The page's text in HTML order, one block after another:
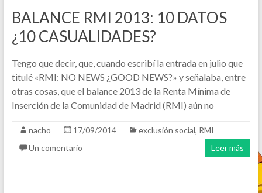
BALANCE RMI 2013: 10 DATOS
¿10 CASUALIDADES?
Tengo que decir, que, cuando escribí la entrada en julio que
titulé «RMI: NO NEWS ¿GOOD NEWS?» y señalaba, entre
otras cosas, que el balance 2013 de la Renta Mínima de
Inserción de la Comunidad de Madrid (RMI) aún no
nacho 17/09/2014 exclusión social, RMI
Un comentario
Leer más